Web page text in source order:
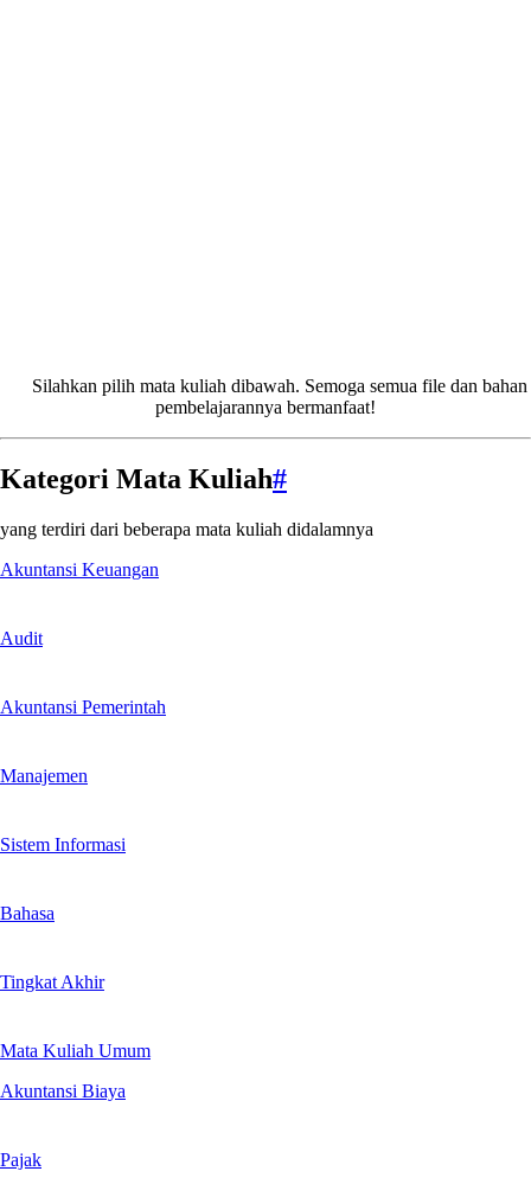
Silahkan pilih mata kuliah dibawah. Semoga semua file dan bahan
pembelajarannya bermanfaat!
Kategori Mata Kuliah#
yang terdiri dari beberapa mata kuliah didalamnya
Akuntansi Keuangan
Audit
Akuntansi Pemerintah
Manajemen
Sistem Informasi
Bahasa
Tingkat Akhir
Mata Kuliah Umum
Akuntansi Biaya
Pajak